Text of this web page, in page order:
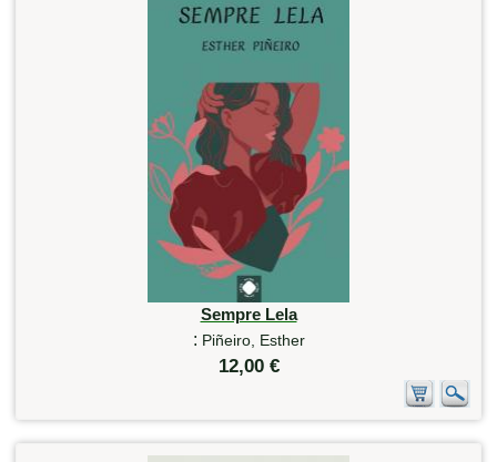
Sempre Lela
: Piñeiro, Esther
12,00 €